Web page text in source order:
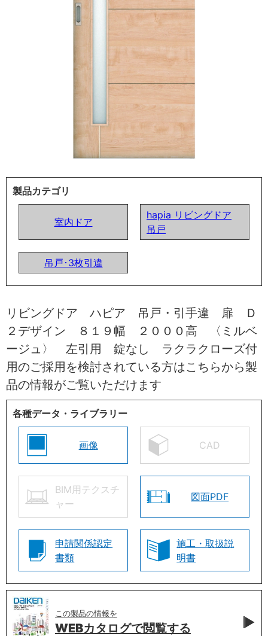
製品カテゴリ
室内ドア
hapia リビングドア
吊戸
吊戸･3枚引違
リビングドア ハピア 吊戸・引手違 扉 Ｄ
２デザイン ８１９幅 ２０００高 〈ミルベ
ージュ〉 左引用 錠なし ラクラクローズ付
用のご採用を検討されている方はこちらから製
品の情報がご覧いただけます
各種データ・ライブラリー
画像 CAD
BIM用テクスチ
ャー
図面PDF
申請関係認定
書類
施工・取扱説
明書
この製品の情報を
WEBカタログで閲覧する